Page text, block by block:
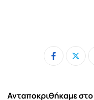
Ανταποκριθήκαμε στο